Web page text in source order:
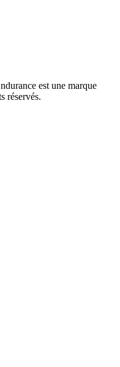
est une marque
réservés.